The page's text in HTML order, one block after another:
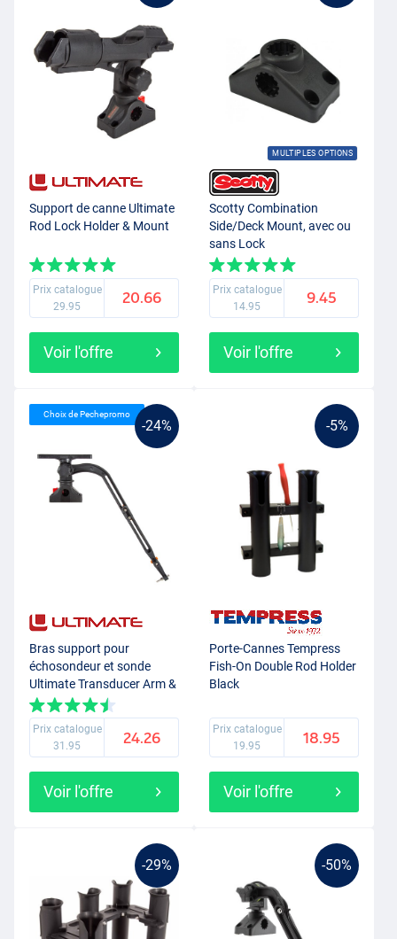
Support de canne Ultimate
Rod Lock Holder & Mount
Prix catalogue
29.95
20.66
Voir l'offre
MULTIPLES OPTIONS
Scotty Combination
Side/Deck Mount, avec ou
sans Lock
Prix catalogue
14.95
9.45
Voir l'offre
-24%
Choix de Pechepromo
Bras support pour
échosondeur et sonde
Ultimate Transducer Arm &
Fishfinder Mount - Large
Prix catalogue
31.95
24.26
Voir l'offre
-5%
Porte-Cannes Tempress
Fish-On Double Rod Holder
Black
Prix catalogue
19.95
18.95
Voir l'offre
-29% -50%